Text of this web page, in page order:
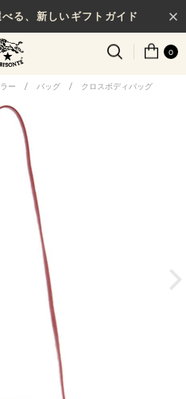
る、新しいギフトガイド
0
ー / バッグ / クロスボディバッグ